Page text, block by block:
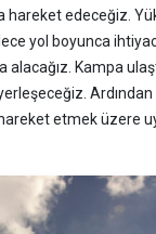
hareket edeceğiz.
yol boyunca
alacağız. Kampa
yerleşeceğiz.
etmek üzere